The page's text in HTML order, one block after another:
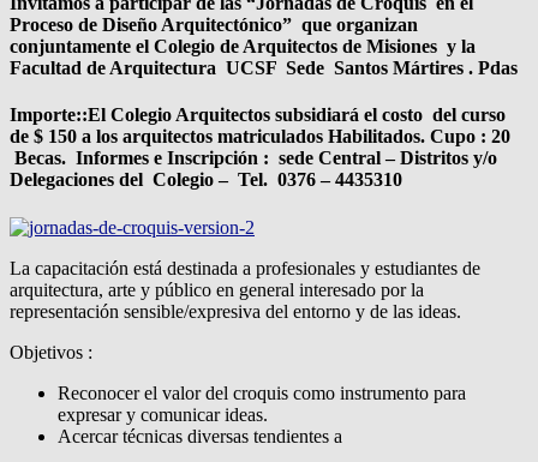
Proceso de Diseño Arquitectónico” que organizan
conjuntamente el Colegio de Arquitectos de Misiones y la
Facultad de Arquitectura UCSF Sede Santos Mártires . Pdas
Importe::El Colegio Arquitectos subsidiará el costo del curso
de $ 150 a los arquitectos matriculados Habilitados. Cupo : 20
Becas. Informes e Inscripción : sede Central – Distritos y/o
Delegaciones del Colegio – Tel. 0376 – 4435310
La capacitación está destinada a profesionales y estudiantes de
arquitectura, arte y público en general interesado por la
representación sensible/expresiva del entorno y de las ideas.
Objetivos :
Reconocer el valor del croquis como instrumento para
expresar y comunicar ideas.
Acercar técnicas diversas tendientes a